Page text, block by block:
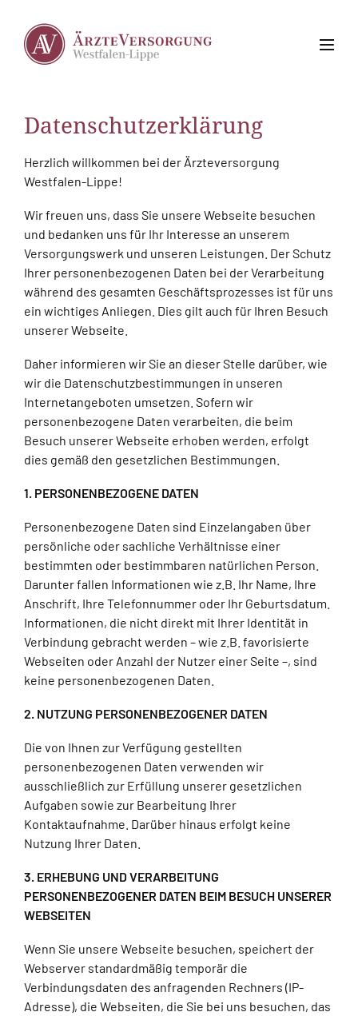
Datenschutzerklärung
Herzlich willkommen bei der Ärzteversorgung
Westfalen-Lippe!
Wir freuen uns, dass Sie unsere Webseite besuchen
und bedanken uns für Ihr Interesse an unserem
Versorgungswerk und unseren Leistungen. Der Schutz
Ihrer personenbezogenen Daten bei der Verarbeitung
während des gesamten Geschäftsprozesses ist für uns
ein wichtiges Anliegen. Dies gilt auch für Ihren Besuch
unserer Webseite.
Daher informieren wir Sie an dieser Stelle darüber, wie
wir die Datenschutzbestimmungen in unseren
Internetangeboten umsetzen. Sofern wir
personenbezogene Daten verarbeiten, die beim
Besuch unserer Webseite erhoben werden, erfolgt
dies gemäß den gesetzlichen Bestimmungen.
1. PERSONENBEZOGENE DATEN
Personenbezogene Daten sind Einzelangaben über
persönliche oder sachliche Verhältnisse einer
bestimmten oder bestimmbaren natürlichen Person.
Darunter fallen Informationen wie z.B. Ihr Name, Ihre
Anschrift, Ihre Telefonnummer oder Ihr Geburtsdatum.
Informationen, die nicht direkt mit Ihrer Identität in
Verbindung gebracht werden – wie z.B. favorisierte
Webseiten oder Anzahl der Nutzer einer Seite –, sind
keine personenbezogenen Daten.
2. NUTZUNG PERSONENBEZOGENER DATEN
Die von Ihnen zur Verfügung gestellten
personenbezogenen Daten verwenden wir
ausschließlich zur Erfüllung unserer gesetzlichen
Aufgaben sowie zur Bearbeitung Ihrer
Kontaktaufnahme. Darüber hinaus erfolgt keine
Nutzung Ihrer Daten.
3. ERHEBUNG UND VERARBEITUNG
PERSONENBEZOGENER DATEN BEIM BESUCH UNSERER
WEBSEITEN
Wenn Sie unsere Webseite besuchen, speichert der
Webserver standardmäßig temporär die
Verbindungsdaten des anfragenden Rechners (IP-
Adresse), die Webseiten, die Sie bei uns besuchen, das